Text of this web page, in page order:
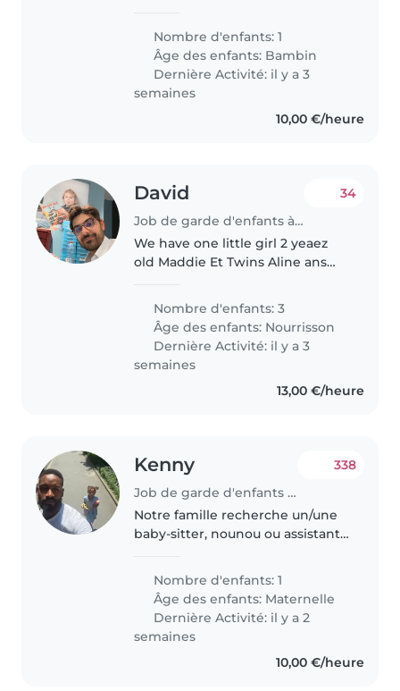
Nombre d'enfants: 1
Âge des enfants: Bambin
Dernière Activité: il y a 3
semaines
10,00 €/heure
David
Job de garde d'enfants à Paris
34
We have one little girl 2 yeaez
old Maddie Et Twins Aline ans
Nombre d'enfants: 3
Âge des enfants: Nourrisson
Dernière Activité: il y a 3
semaines
13,00 €/heure
Kenny
Job de garde d'enfants à Paris
338
Notre famille recherche un/une
baby-sitter, nounou ou assistante
s'occuper de notre enfant de 4
ans. Nous cherchons quelqu'un
de débrouillard, qui se sente..
Nombre d'enfants: 1
Âge des enfants: Maternelle
Dernière Activité: il y a 2
semaines
10,00 €/heure